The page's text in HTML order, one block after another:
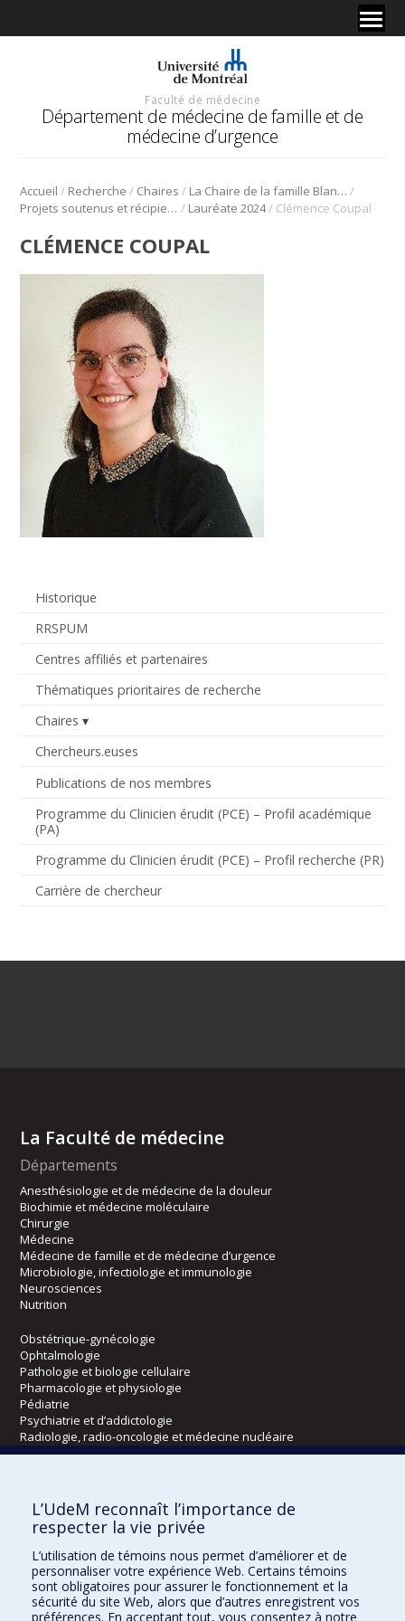
Faculté de médecine
Département de médecine de famille et de
médecine d’urgence
Accueil / Recherche / Chaires / La Chaire de la famille Blanchard pour l’enseignement et la recherche en soins palliatifs /
Projets soutenus et récipiendaires / Lauréate 2024/ Clémence Coupal
Historique
RRSPUM
Centres affiliés et partenaires
Thématiques prioritaires de recherche
Chaires
Chercheurs.euses
Publications de nos membres
Programme du Clinicien érudit (PCE) – Profil académique
(PA)
Programme du Clinicien érudit (PCE) – Profil recherche (PR)
Carrière de chercheur
CLÉMENCE COUPAL
La Faculté de médecine
Départements
Anesthésiologie et de médecine de la douleur
Biochimie et médecine moléculaire
Chirurgie
Médecine
Médecine de famille et de médecine d’urgence
Microbiologie, infectiologie et immunologie
Neurosciences
Nutrition
Obstétrique-gynécologie
Ophtalmologie
Pathologie et biologie cellulaire
Pharmacologie et physiologie
Pédiatrie
Psychiatrie et d’addictologie
Radiologie, radio-oncologie et médecine nucléaire
Kinésiologie et des sciences de l’activité physique
Orthophonie et audiologie
Réadaptation
Directions
L’UdeM reconnaît l’importance de
respecter la vie privée
L’utilisation de témoins nous permet d’améliorer et de
personnaliser votre expérience Web. Certains témoins
sont obligatoires pour assurer le fonctionnement et la
sécurité du site Web, alors que d’autres enregistrent vos
préférences. En acceptant tout, vous consentez à notre